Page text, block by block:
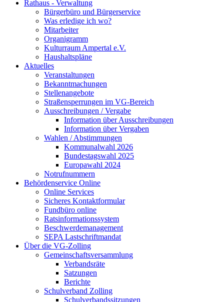
Rathaus - Verwaltung
Bürgerbüro und Bürgerservice
Was erledige ich wo?
Mitarbeiter
Organigramm
Kulturraum Ampertal e.V.
Haushaltspläne
Aktuelles
Veranstaltungen
Bekanntmachungen
Stellenangebote
Straßensperrungen im VG-Bereich
Ausschreibungen / Vergabe
Information über Ausschreibungen
Information über Vergaben
Wahlen / Abstimmungen
Kommunalwahl 2026
Bundestagswahl 2025
Europawahl 2024
Notrufnummern
Behördenservice Online
Online Services
Sicheres Kontaktformular
Fundbüro online
Ratsinformationssystem
Beschwerdemanagement
SEPA Lastschriftmandat
Über die VG-Zolling
Gemeinschaftsversammlung
Verbandsräte
Satzungen
Berichte
Schulverband Zolling
Schulverbandssitzungen